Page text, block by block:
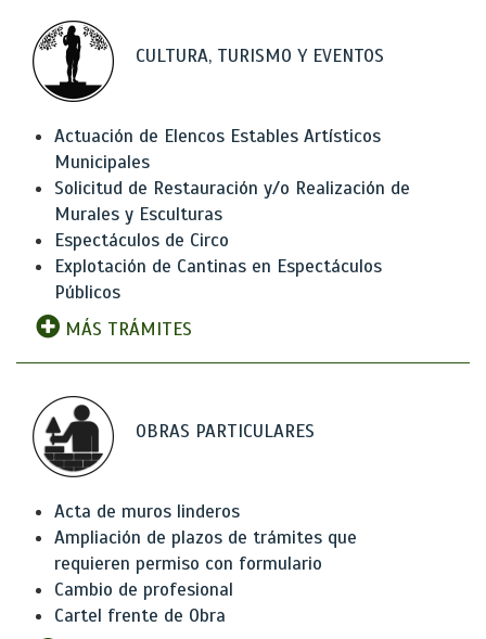
CULTURA, TURISMO Y EVENTOS
Actuación de Elencos Estables Artísticos
Municipales
Solicitud de Restauración y/o Realización de
Murales y Esculturas
Espectáculos de Circo
Explotación de Cantinas en Espectáculos
Públicos
MÁS TRÁMITES
OBRAS PARTICULARES
Acta de muros linderos
Ampliación de plazos de trámites que
requieren permiso con formulario
Cambio de profesional
Cartel frente de Obra